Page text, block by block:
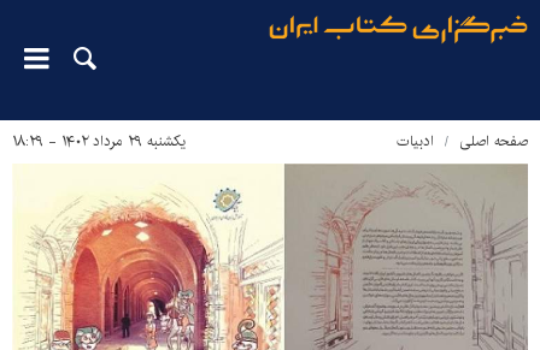
صفحه اصلی ادبیات یکشنبه ۲۹ مرداد ۱۴۰۲ - ۱۸:۲۹